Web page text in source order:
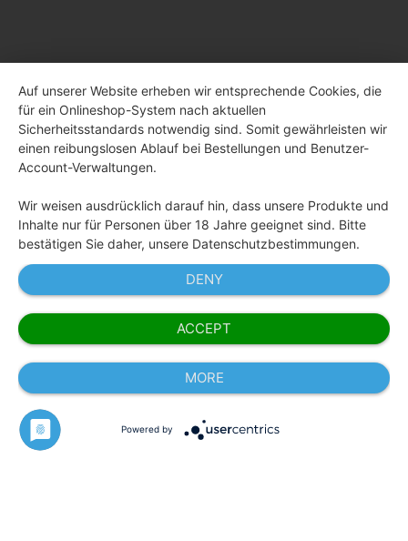
Auf unserer Website erheben wir entsprechende Cookies, die
für ein Onlineshop-System nach aktuellen
Sicherheitsstandards notwendig sind. Somit gewährleisten wir
einen reibungslosen Ablauf bei Bestellungen und Benutzer-
Account-Verwaltungen.
Wir weisen ausdrücklich darauf hin, dass unsere Produkte und
Inhalte nur für Personen über 18 Jahre geeignet sind. Bitte
bestätigen Sie daher, unsere Datenschutzbestimmungen.
DENY
ACCEPT
MORE
Powered by